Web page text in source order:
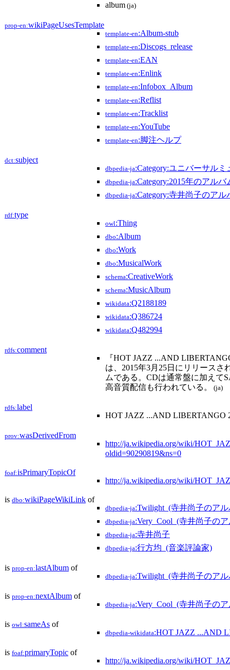
album (ja)
prop-en:wikiPageUsesTemplate
template-en:Album-stub
template-en:Discogs_release
template-en:EAN
template-en:Enlink
template-en:Infobox_Album
template-en:Reflist
template-en:Tracklist
template-en:YouTube
template-en:脚注ヘルプ
dct:subject
dbpedia-ja:Category:ユニバーサル
dbpedia-ja:Category:2015年のアルバ
dbpedia-ja:Category:寺井尚子のアル
rdf:type
owl:Thing
dbo:Album
dbo:Work
dbo:MusicalWork
schema:CreativeWork
schema:MusicAlbum
wikidata:Q2188189
wikidata:Q386724
wikidata:Q482994
rdfs:comment
『HOT JAZZ ...AND
は、2015年3月25日にリリースさ
ムである。CDは通常盤に加えて
高音質配信も行われている。
(ja)
rdfs:label
HOT JAZZ ...AND LIBERTANGO
prov:wasDerivedFrom
http://ja.wikipedia.org/wiki/
oldid=90290819&ns=0
foaf:isPrimaryTopicOf
http://ja.wikipedia.org/wiki/
is dbo:wikiPageWikiLink of
dbpedia-ja:Twilight_(寺井尚子のア
dbpedia-ja:Very_Cool_(寺井尚子の
dbpedia-ja:寺井尚子
dbpedia-ja:行方均_(音楽評論家)
is prop-en:lastAlbum of
dbpedia-ja:Twilight_(寺井尚子のア
is prop-en:nextAlbum of
dbpedia-ja:Very_Cool_(寺井尚子の
is owl:sameAs of
dbpedia-wikidata:HOT JAZZ ...AND
is foaf:primaryTopic of
http://ja.wikipedia.org/wiki/